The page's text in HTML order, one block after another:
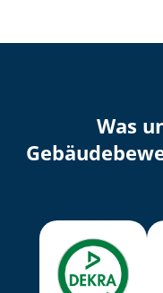
Was